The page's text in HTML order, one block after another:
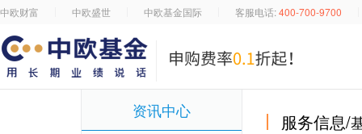
中欧财富 中欧盛世 中欧基金国际 客服电话:400-700-9700
资讯中心 服务信息/